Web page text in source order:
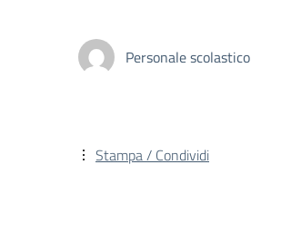
Personale scolastico
Stampa / Condividi